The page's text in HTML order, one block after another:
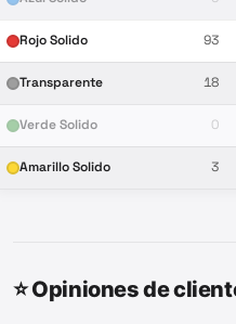
Rojo Solido 93
Transparente 18
Verde Solido 0
Amarillo Solido 3
⭐ Opiniones de